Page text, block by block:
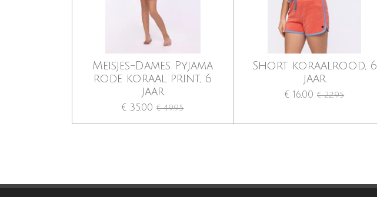
Meisjes-Dames Pyjama
rode koraal print, 6
jaar
€ 35,00 € 49,95
Short koraalrood, 6
jaar
€ 16,00 € 22,95